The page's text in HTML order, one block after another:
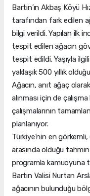
Bartın’ın Akbaş Köyü
tarafından fark edilen
bilgi verildi. Yapılan ilk
tespit edilen ağacın
tespit edildi. Yaşıyla
yaklaşık 500 yıllık
Ağacın, anıt ağaç
alınması için de
çalışmalarının
planlanıyor.
Türkiye’nin en
arasında olduğu
programla kamuoyuna
Bartın Valisi Nurtan
ağacının bulunduğu